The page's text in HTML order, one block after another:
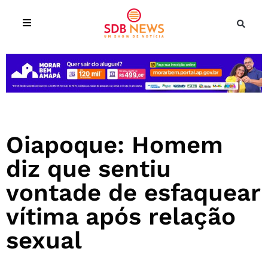
Oiapoque: Homem
diz que sentiu
vontade de esfaquear
vítima após relação
sexual